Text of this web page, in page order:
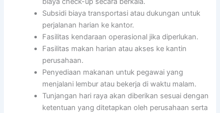
Subsidi biaya transportasi atau dukungan untuk
perjalanan harian ke kantor.
Fasilitas kendaraan operasional jika diperlukan.
Fasilitas makan harian atau akses ke kantin
perusahaan.
Penyediaan makanan untuk pegawai yang
menjalani lembur atau bekerja di waktu malam.
Tunjangan hari raya akan diberikan sesuai dengan
ketentuan yang ditetapkan oleh perusahaan serta